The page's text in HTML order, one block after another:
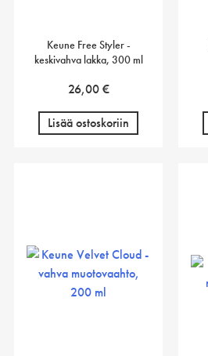
Keune Free Styler -
keskivahva lakka, 300 ml
26,00€
Lisää ostoskoriin